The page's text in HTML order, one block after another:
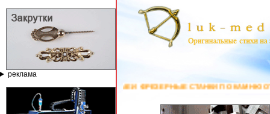
реклама
ГРАВИРОВАЛЬНЫЕ И ФРЕЗЕРНЫЕ СТАНКИ ПО КАМНЮ ОТ КОМПАНИИ